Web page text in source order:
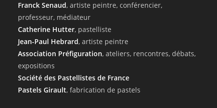
Franck Senaud, artiste peintre, conférencier,
professeur, médiateur
Catherine Hutter, pastelliste
Jean-Paul Hebrard, artiste peintre
Association Préfiguration, ateliers, rencontres, débats,
expositions
Société des Pastellistes de France
Pastels Girault, fabrication de pastels